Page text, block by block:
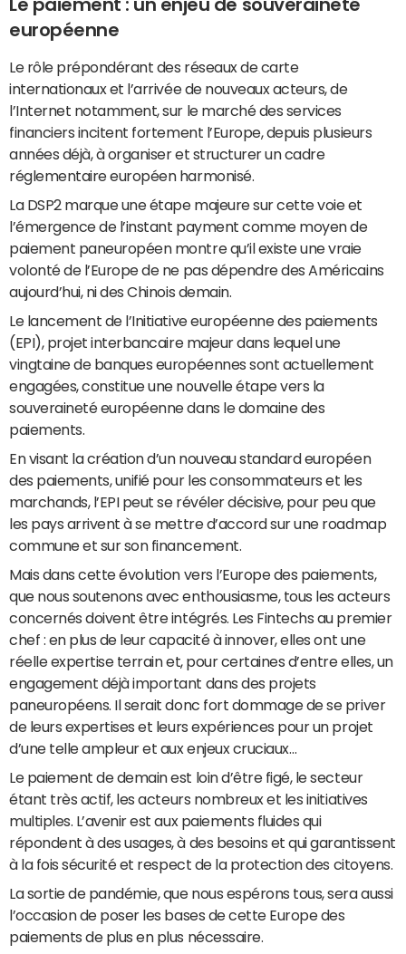
Le paiement : un enjeu de souveraineté
européenne
Le rôle prépondérant des réseaux de carte
internationaux et l’arrivée de nouveaux acteurs, de
l’Internet notamment, sur le marché des services
financiers incitent fortement l’Europe, depuis plusieurs
années déjà, à organiser et structurer un cadre
réglementaire européen harmonisé.
La DSP2 marque une étape majeure sur cette voie et
l’émergence de l’instant payment comme moyen de
paiement paneuropéen montre qu’il existe une vraie
volonté de l’Europe de ne pas dépendre des Américains
aujourd’hui, ni des Chinois demain.
Le lancement de l’Initiative européenne des paiements
(EPI), projet interbancaire majeur dans lequel une
vingtaine de banques européennes sont actuellement
engagées, constitue une nouvelle étape vers la
souveraineté européenne dans le domaine des
paiements.
En visant la création d’un nouveau standard européen
des paiements, unifié pour les consommateurs et les
marchands, l’EPI peut se révéler décisive, pour peu que
les pays arrivent à se mettre d’accord sur une roadmap
commune et sur son financement.
Mais dans cette évolution vers l’Europe des paiements,
que nous soutenons avec enthousiasme, tous les acteurs
concernés doivent être intégrés. Les Fintechs au premier
chef : en plus de leur capacité à innover, elles ont une
réelle expertise terrain et, pour certaines d’entre elles, un
engagement déjà important dans des projets
paneuropéens. Il serait donc fort dommage de se priver
de leurs expertises et leurs expériences pour un projet
d’une telle ampleur et aux enjeux cruciaux…
Le paiement de demain est loin d’être figé, le secteur
étant très actif, les acteurs nombreux et les initiatives
multiples. L’avenir est aux paiements fluides qui
répondent à des usages, à des besoins et qui garantissent
à la fois sécurité et respect de la protection des citoyens.
La sortie de pandémie, que nous espérons tous, sera aussi
l’occasion de poser les bases de cette Europe des
paiements de plus en plus nécessaire.